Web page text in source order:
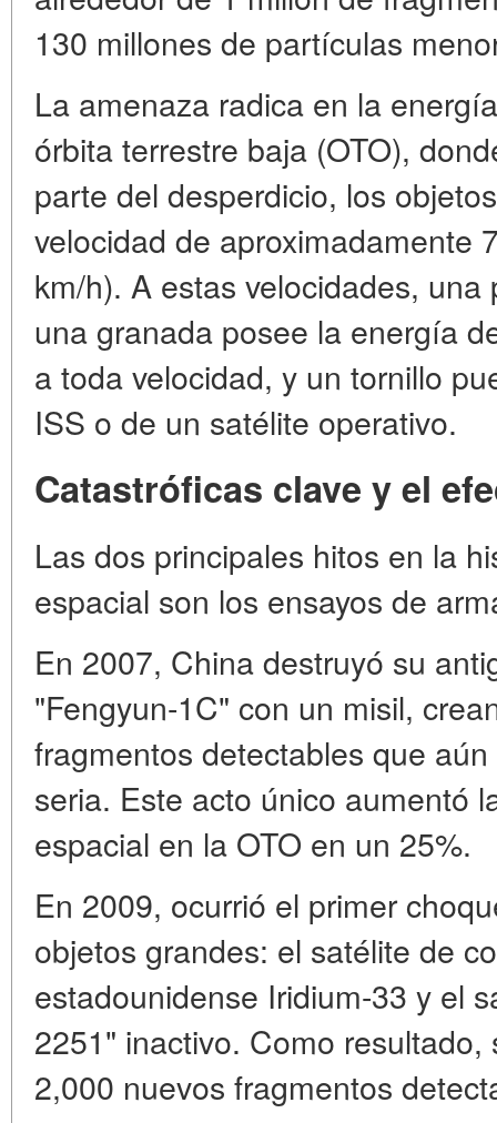
130 millones de partículas
La amenaza radica en la
órbita terrestre baja (OTO),
parte del desperdicio, los
velocidad de aproximadamente
km/h). A estas velocidades,
una granada posee la energía
a toda velocidad, y un tornillo
ISS o de un satélite operativo.
Catastróficas clave y el
Las dos principales hitos en la
espacial son los ensayos de
En 2007, China destruyó su
"Fengyun-1C" con un misil,
fragmentos detectables que
seria. Este acto único aumentó
espacial en la OTO en un 25%.
En 2009, ocurrió el primer
objetos grandes: el satélite de
estadounidense Iridium-33 y el
2251" inactivo. Como
2,000 nuevos fragmentos